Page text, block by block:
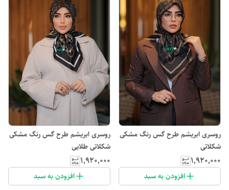
روسری ابریشم طرح گس رنگ مشکی
شکلاتی
۱٬۹۲۰٬۰۰۰
افزودن به سبد
روسری ابریشم طرح گس رنگ مشکی
شکلاتی طلایی
۱٬۹۲۰٬۰۰۰
افزودن به سبد